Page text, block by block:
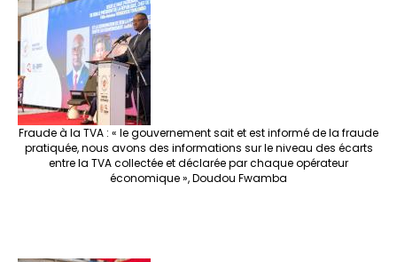
Fraude à la TVA : « le gouvernement sait et est informé de la fraude
pratiquée, nous avons des informations sur le niveau des écarts
entre la TVA collectée et déclarée par chaque opérateur
économique », Doudou Fwamba